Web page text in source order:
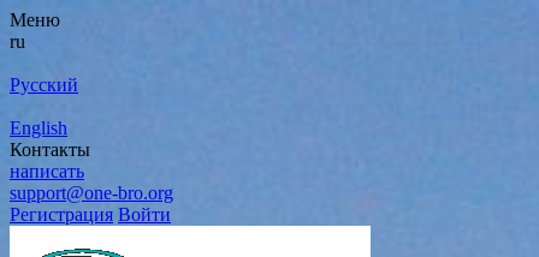
Меню
ru
Русский
English
Контакты
написать
support@one-bro.org
Регистрация Войти